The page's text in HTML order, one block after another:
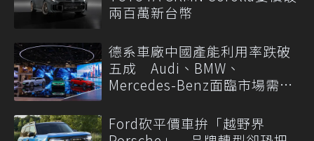
兩百萬新台幣
德系車廠中國產能利用率跌破
五成 Audi、BMW、
Mercedes-Benz面臨市場需求
Ford砍平價車拚「越野界